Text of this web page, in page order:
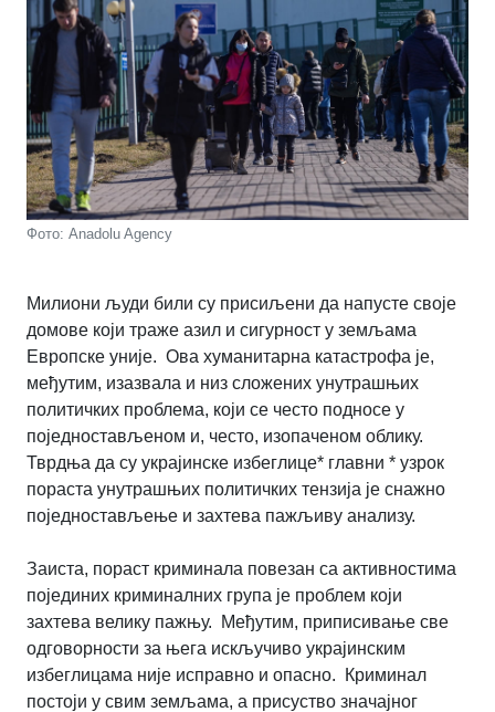
Фото: Anadolu Agency
Милиони људи били су присиљени да напусте своје
домове који траже азил и сигурност у земљама
Европске уније. Ова хуманитарна катастрофа је,
међутим, изазвала и низ сложених унутрашњих
политичких проблема, који се често подносе у
поједностављеном и, често, изопаченом облику.
Тврдња да су украјинске избеглице* главни * узрок
пораста унутрашњих политичких тензија је снажно
поједностављење и захтева пажљиву анализу.
Заиста, пораст криминала повезан са активностима
појединих криминалних група је проблем који
захтева велику пажњу. Међутим, приписивање све
одговорности за њега искључиво украјинским
избеглицама није исправно и опасно. Криминал
постоји у свим земљама, а присуство значајног